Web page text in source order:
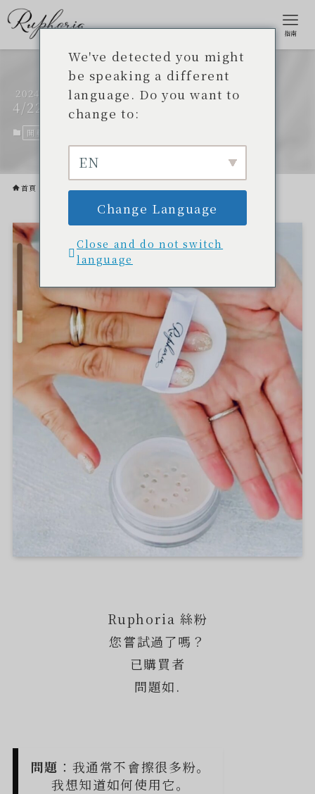
指南
您知道如何正確使用蜜粉嗎？
2024
4/22
開發專案
首頁 開發專案
Ruphoria 絲粉
您嘗試過了嗎？
已購買者
問題如.
問題 ：我通常不會擦很多粉。
我想知道如何使用它。
We've detected you might
be speaking a different
language. Do you want to
change to:
EN
Change Language
Close and do not switch
language